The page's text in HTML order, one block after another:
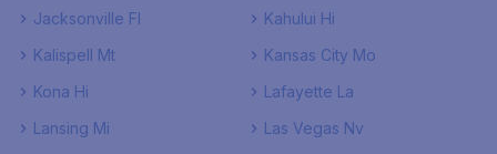
Jacksonville Fl
Kahului Hi
Kalispell Mt
Kansas City Mo
Kona Hi
Lafayette La
Lansing Mi
Las Vegas Nv